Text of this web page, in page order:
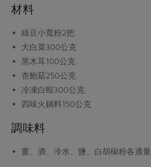
保健食品
居家好物
美妝保養
日用品
最新產品
漬物
飲品
主題食譜
異國料理
養身食補
節慶大餐
議題活動
主婦聯盟X樂齡網特約優惠案
30%rPET紅烏龍茶
2024農業發展計畫年度報告
更多議題活動
傳到心坎裡，誠心又澎派
減添加物
公益金
更多議題
生活者e週報
綠主張月刊
典藏閱覽室
社員權益
合作社法規
社務專區
選舉專區
下載專區
材料
綠豆小寬粉2把
大白菜300公克
黑木耳100公克
杏鮑菇250公克
冷凍白蝦300公克
四味火鍋料150公克
調味料
薑、酒、冷水、鹽、白胡椒粉各適量